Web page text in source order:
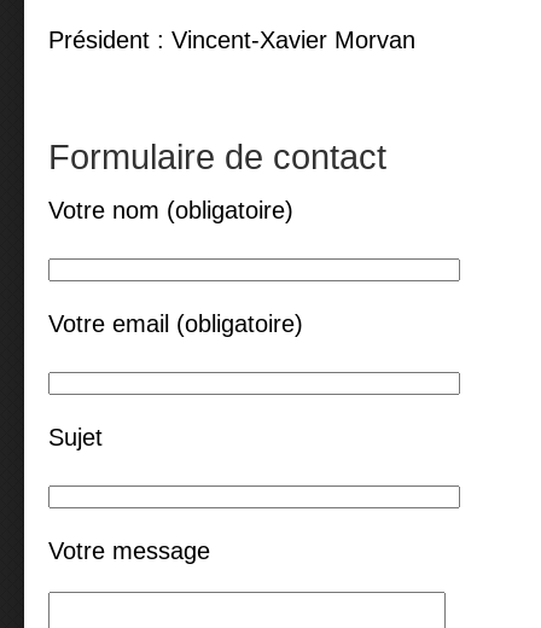
Président : Vincent-Xavier Morvan
Formulaire de contact
Votre nom (obligatoire)
Votre email (obligatoire)
Sujet
Votre message